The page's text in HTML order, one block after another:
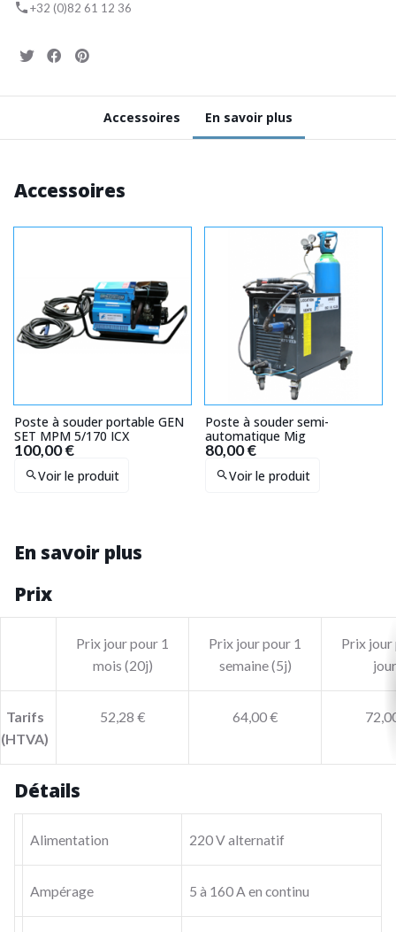
+32 (0)82 61 12 36
Accessoires En savoir plus
Accessoires
Poste à souder portable GEN
SET MPM 5/170 ICX
100,00 €
Voir le produit
Poste à souder semi-
automatique Mig
80,00 €
Voir le produit
En savoir plus
Prix
Prix jour pour 1
mois (20j)
Prix jour pour 1
semaine (5j)
Prix jour
Tarifs
(HTVA)
52,28 € 64,00 €
Détails
Alimentation 220 V alternatif
Ampérage 5 à 160 A en continu